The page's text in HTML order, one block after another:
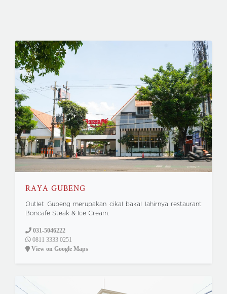
RAYA GUBENG
Outlet Gubeng merupakan cikal bakal lahirnya restaurant
Boncafe Steak & Ice Cream.
031-5046222
0811 3333 0251
View on Google Maps